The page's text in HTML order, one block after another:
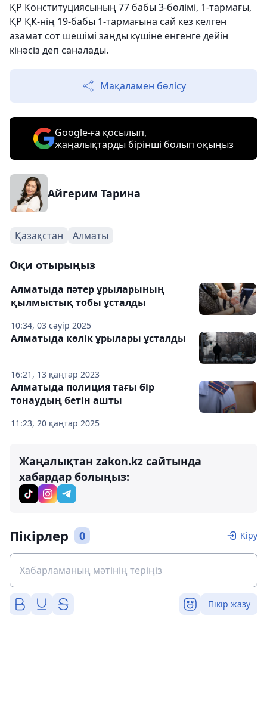
ҚР Конституциясының 77 бабы 3-бөлімі, 1-тармағы,
ҚР ҚК-нің 19-бабы 1-тармағына сай кез келген
азамат сот шешімі заңды күшіне енгенге дейін
кінәсіз деп саналады.
Мақаламен бөлісу
Google-ға қосылып,
жаңалықтарды бірінші болып оқыңыз
Айгерим Тарина
Қазақстан Алматы
Оқи отырыңыз
10:34, 03 сәуір 2025
Алматыда пәтер ұрыларының
қылмыстық тобы ұсталды
16:21, 13 қаңтар 2023
Алматыда көлік ұрылары ұсталды
11:23, 20 қаңтар 2025
Алматыда полиция тағы бір
тонаудың бетін ашты
Жаңалықтан zakon.kz сайтында
хабардар болыңыз:
Пікірлер 0 Кіру
Пікір жазу